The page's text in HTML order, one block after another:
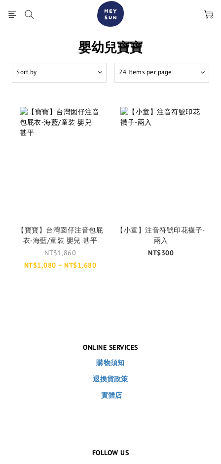
嬰幼兒寶寶
Sort by 24 Items per page
【寶寶】台灣囡仔注音包屁
衣-海藍/童裝 嬰兒 甚平
NT$1,860
NT$1,080 ~ NT$1,680
【小童】注音符號印花襪子-
兩入
NT$300
ONLINE SERVICES
購物須知
退換貨政策
實體店
FOLLOW US